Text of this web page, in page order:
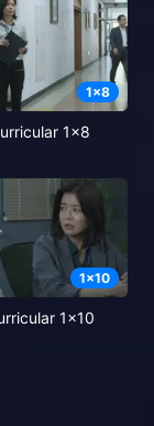
1x8
1x8
1x10
1x10